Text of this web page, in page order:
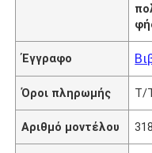
Έγγραφο
Όροι πληρωμής T/
Αριθμό μοντέλου